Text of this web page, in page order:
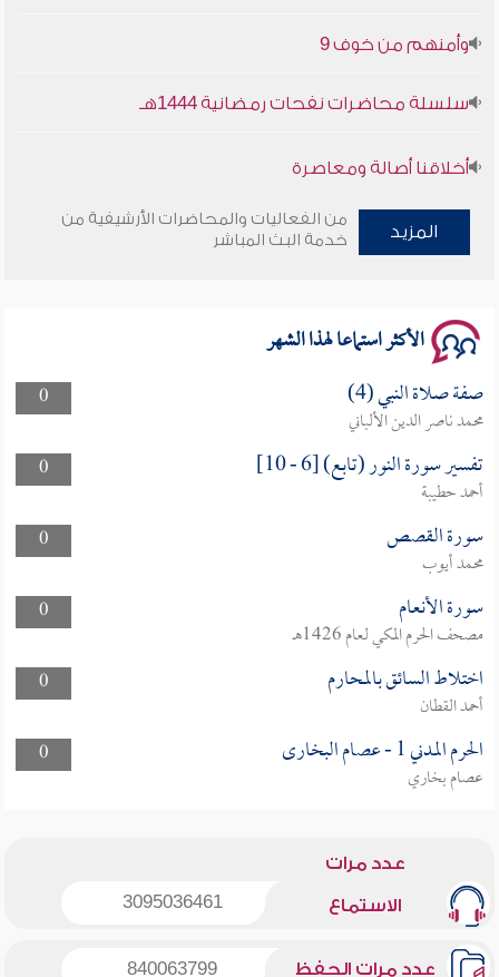
وأمنهم من خوف 9
سلسلة محاضرات نفحات رمضانية 1444هـ
أخلاقنا أصالة ومعاصرة
وأمنهم من خوف 9
المزيد
من الفعاليات والمحاضرات الأرشيفية من
خدمة البث المباشر
الأكثر استماعا لهذا الشهر
0 صفة صلاة النبي (4)
محمد ناصر الدين الألباني
0
تفسير سورة النور (تابع) [6 - 10]
أحمد حطيبة
0
سورة القصص
محمد أيوب
0
سورة الأنعام
مصحف الحرم المكي لعام 1426هـ
0
اختلاط السائق بالمحارم
أحمد القطان
0
الحرم المدني 1 - عصام البخارى
عصام بخاري
عدد مرات
الاستماع 3095036461
عدد مرات الحفظ 840063799